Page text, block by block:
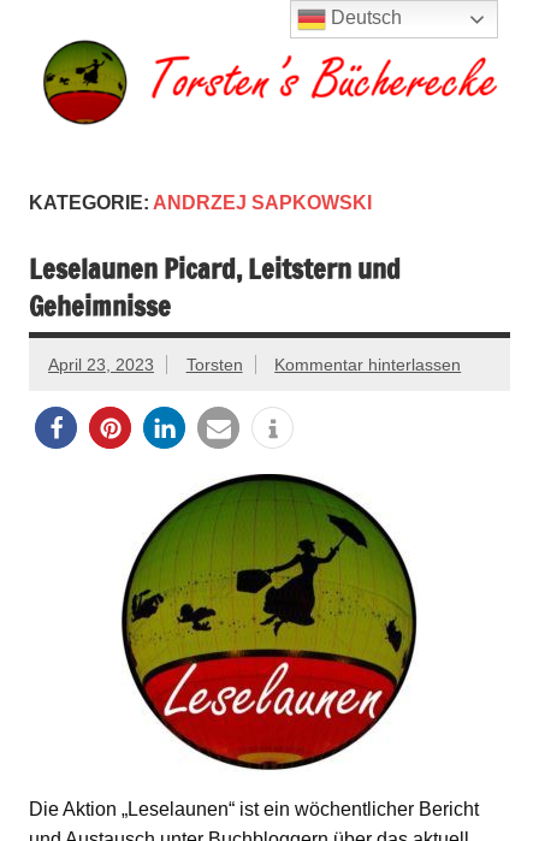
springen
Bücherecke
KATEGORIE: ANDRZEJ SAPKOWSKI
Leselaunen Picard, Leitstern und
Geheimnisse
April 23, 2023 Torsten Kommentar hinterlassen
Die Aktion „Leselaunen“ ist ein wöchentlicher Bericht
Deutsch